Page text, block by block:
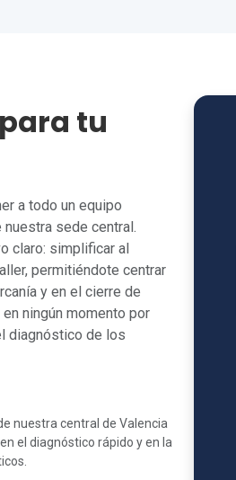
tu
a todo un equipo
sede central.
claro: simplificar al
permitiéndote centrar
y en el cierre de
ningún momento por
diagnóstico de los
nuestra central de Valencia
el diagnóstico rápido y en la